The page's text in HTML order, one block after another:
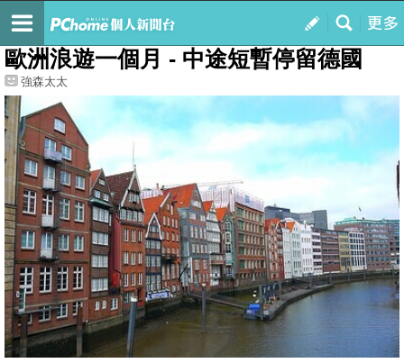
我的
最新文章
歐洲浪遊一個月 - 中途短暫停留德國
強森太太